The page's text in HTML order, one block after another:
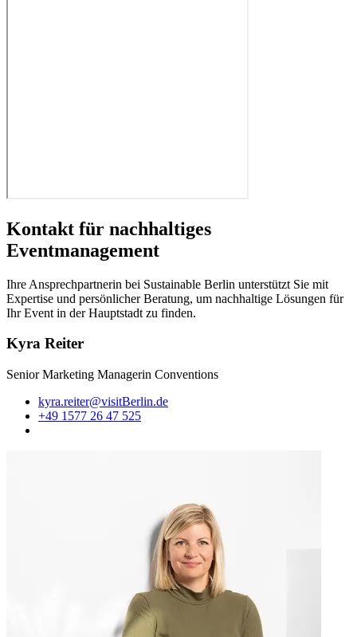
Kontakt für nachhaltiges
Eventmanagement
Ihre Ansprechpartnerin bei Sustainable Berlin unterstützt Sie mit
Expertise und persönlicher Beratung, um nachhaltige Lösungen für
Ihr Event in der Hauptstadt zu finden.
Kyra Reiter
Senior Marketing Managerin Conventions
kyra.reiter@visitBerlin.de
+49 1577 26 47 525